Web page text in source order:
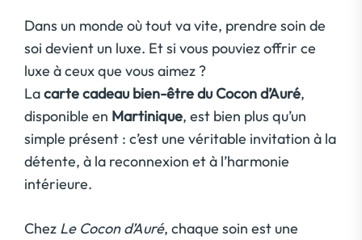
Dans un monde où tout va vite, prendre soin de
soi devient un luxe. Et si vous pouviez offrir ce
luxe à ceux que vous aimez ?
Lacarte cadeau bien-être du Cocon d’Auré,
disponible en Martinique, est bien plus qu’un
simple présent : c’est une véritable invitation à la
détente, à la reconnexion et à l’harmonie
intérieure.
Chez Le Cocon d’Auré, chaque soin est une